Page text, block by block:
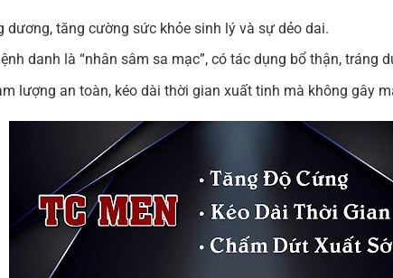
dương, tăng cường sức khỏe sinh lý và sự dẻo dai.
danh là “nhân sâm sa mạc”, có tác dụng bổ thận, tráng
lượng an toàn, kéo dài thời gian xuất tinh mà không gây